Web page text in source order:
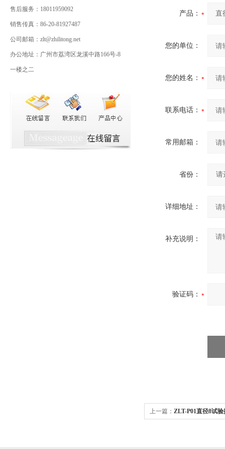
售后服务：18011959092
销售传真：86-20-81927487
公司邮箱：zlt@zhilitong.net
办公地址：广州市荔湾区龙溪中路166号-8
一楼之二
产品：
您的单位：
您的姓名：
联系电话：
常用邮箱：
省份：
详细地址：
补充说明：
验证码：
上一篇： ZLT-P01直径8试验